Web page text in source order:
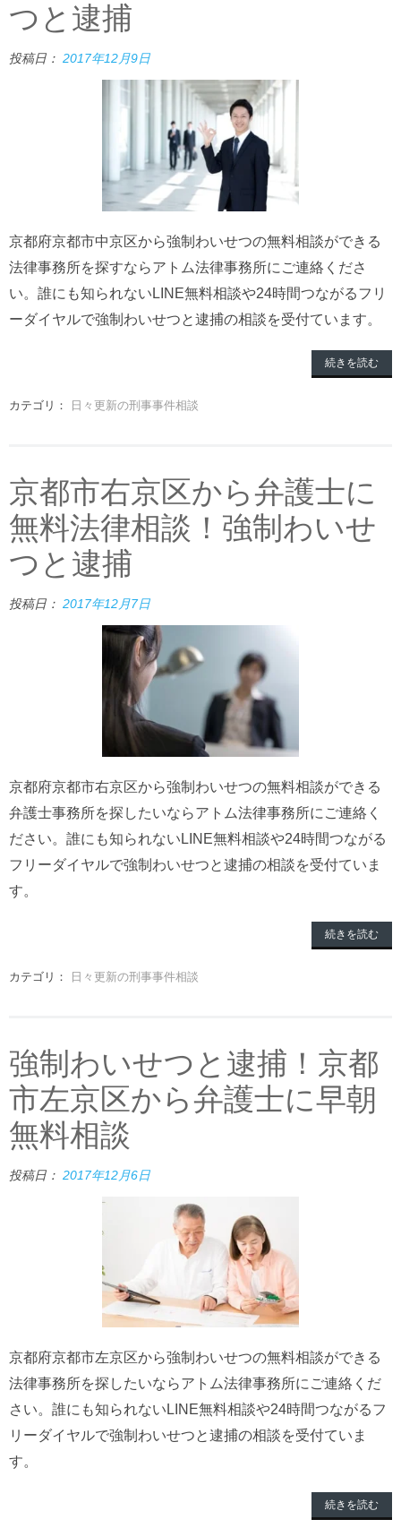
つと逮捕
投稿日： 2017年12月9日
京都府京都市中京区から強制わいせつの無料相談ができる
法律事務所を探すならアトム法律事務所にご連絡くださ
い。誰にも知られないLINE無料相談や24時間つながるフリ
ーダイヤルで強制わいせつと逮捕の相談を受付ています。
続きを読む
カテゴリ： 日々更新の刑事事件相談
京都市右京区から弁護士に
無料法律相談！強制わいせ
つと逮捕
投稿日： 2017年12月7日
京都府京都市右京区から強制わいせつの無料相談ができる
弁護士事務所を探したいならアトム法律事務所にご連絡く
ださい。誰にも知られないLINE無料相談や24時間つながる
フリーダイヤルで強制わいせつと逮捕の相談を受付ていま
す。
続きを読む
カテゴリ： 日々更新の刑事事件相談
強制わいせつと逮捕！京都
市左京区から弁護士に早朝
無料相談
投稿日： 2017年12月6日
京都府京都市左京区から強制わいせつの無料相談ができる
法律事務所を探したいならアトム法律事務所にご連絡くだ
さい。誰にも知られないLINE無料相談や24時間つながるフ
リーダイヤルで強制わいせつと逮捕の相談を受付ていま
す。
続きを読む